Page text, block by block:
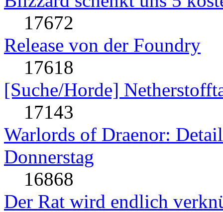
17672
Release von der Foundry
17618
[Suche/Horde]
17143
Warlords of Draenor:
Donnerstag
16868
Der Rat wird endlich